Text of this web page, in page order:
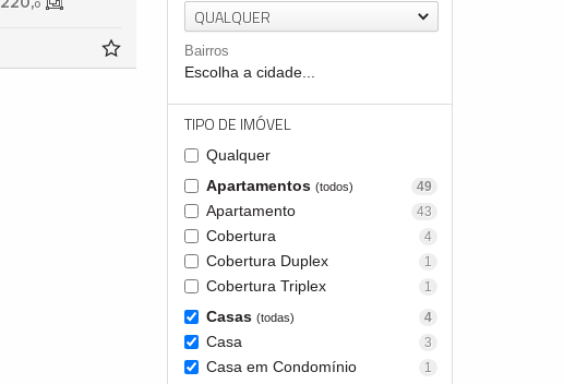
QUALQUER
Bairros
Escolha a cidade...
TIPO DE IMÓVEL
Qualquer
Apartamentos (todos) 49
Apartamento 43
Cobertura 4
Cobertura Duplex 1
Cobertura Triplex 1
Casas (todas) 4
Casa 3
Casa em Condomínio 1
0